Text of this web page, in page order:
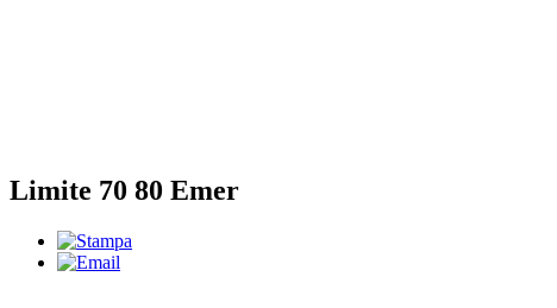
Limite 70 80 Emer